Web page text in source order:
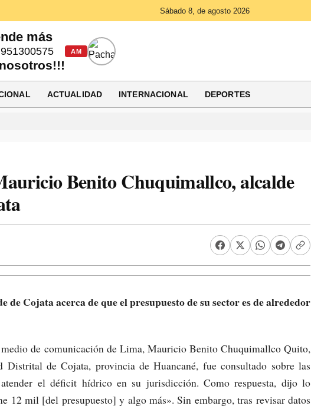
Sábado 8, de agosto 2026
más
951300575 AM
ACTUALIDAD INTERNACIONAL DEPORTES
Benito Chuquimallco, alcalde
de Cojata acerca de que el presupuesto de su sector es de alrededor
de comunicación de Lima, Mauricio Benito Chuquimallco Quito,
de Cojata, provincia de Huancané, fue consultado sobre las
el déficit hídrico en su jurisdicción. Como respuesta, dijo lo
12 mil [del presupuesto] y algo más». Sin embargo, tras revisar datos